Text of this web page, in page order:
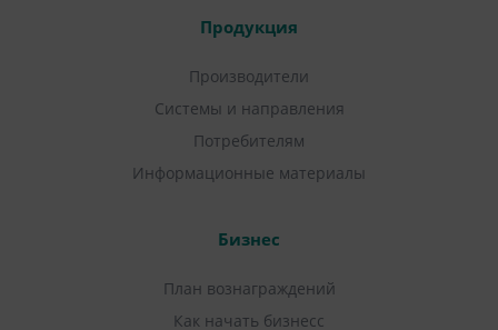
Продукция
Производители
Системы и направления
Потребителям
Информационные материалы
Бизнес
План вознаграждений
Как начать бизнесс